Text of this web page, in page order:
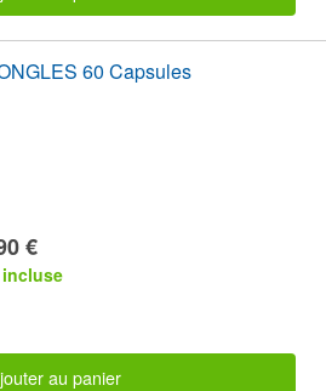
60 Capsules
€
incluse
au panier